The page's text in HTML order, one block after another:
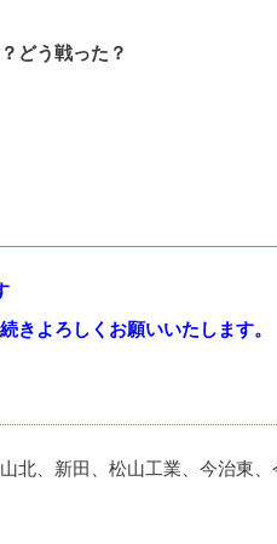
どう戦った？
きよろしくお願いいたします。
北、新田、松山工業、今治東